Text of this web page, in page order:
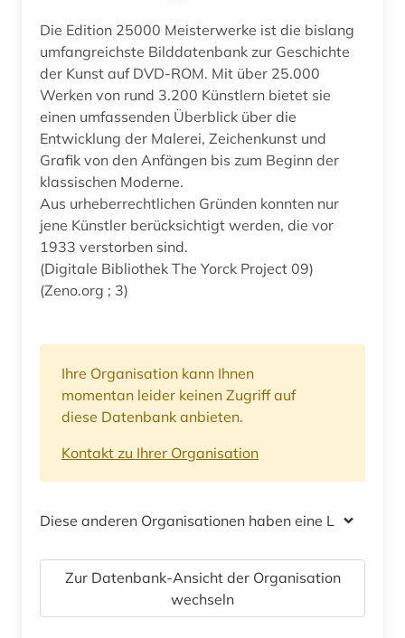
Die Edition 25000 Meisterwerke ist die bislang
umfangreichste Bilddatenbank zur Geschichte
der Kunst auf DVD-ROM. Mit über 25.000
Werken von rund 3.200 Künstlern bietet sie
einen umfassenden Überblick über die
Entwicklung der Malerei, Zeichenkunst und
Grafik von den Anfängen bis zum Beginn der
klassischen Moderne.
Aus urheberrechtlichen Gründen konnten nur
jene Künstler berücksichtigt werden, die vor
1933 verstorben sind.
(Digitale Bibliothek The Yorck Project 09)
(Zeno.org ; 3)
Ihre Organisation kann Ihnen
momentan leider keinen Zugriff auf
diese Datenbank anbieten.
Kontakt zu Ihrer Organisation
Diese anderen Organisationen haben eine Lizenz
Zur Datenbank-Ansicht der Organisation
wechseln